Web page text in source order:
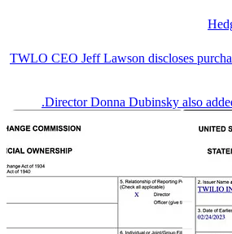
$TWLO CEO Jeff Lawson discloses
Director Donna Dubinsky also